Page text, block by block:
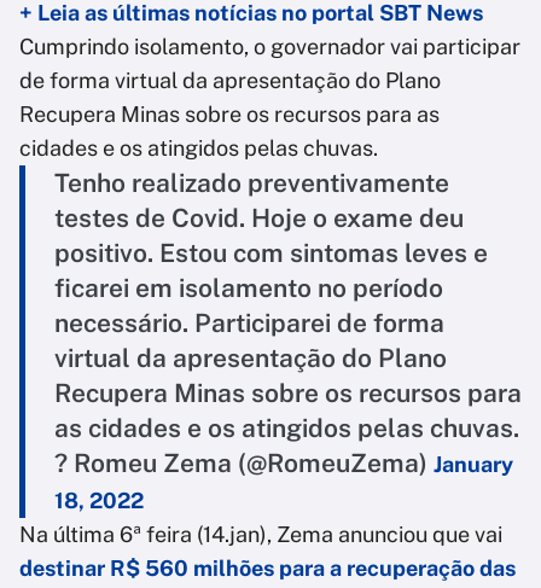
+ Leia as últimas notícias no portal SBT News
Cumprindo isolamento, o governador vai participar
de forma virtual da apresentação do Plano
Recupera Minas sobre os recursos para as
cidades e os atingidos pelas chuvas.
Tenho realizado preventivamente
testes de Covid. Hoje o exame deu
positivo. Estou com sintomas leves e
ficarei em isolamento no período
necessário. Participarei de forma
virtual da apresentação do Plano
Recupera Minas sobre os recursos para
as cidades e os atingidos pelas chuvas.
? Romeu Zema (@RomeuZema) January
18, 2022
Na última 6ª feira (14.jan), Zema anunciou que vai
destinar R$ 560 milhões para a recuperação das